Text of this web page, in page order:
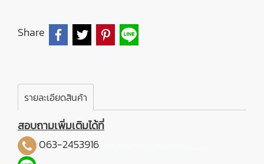
Share
รายละเอียดสินค้า
สอบถามเพิ่มเติมได้ที่
063-2453916